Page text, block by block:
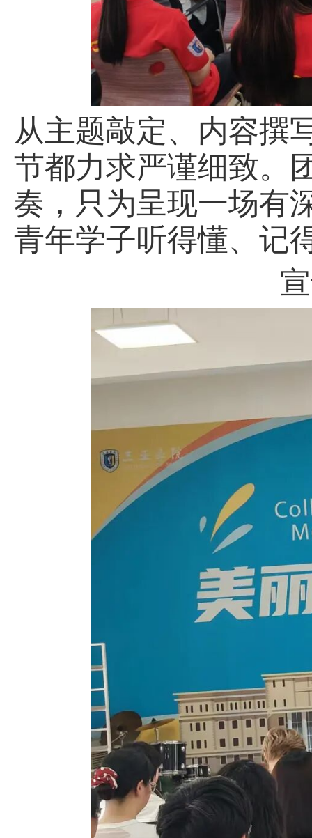
从主题敲定、内容撰
节都力求严谨细致。
奏，只为呈现一场有
青年学子听得懂、记